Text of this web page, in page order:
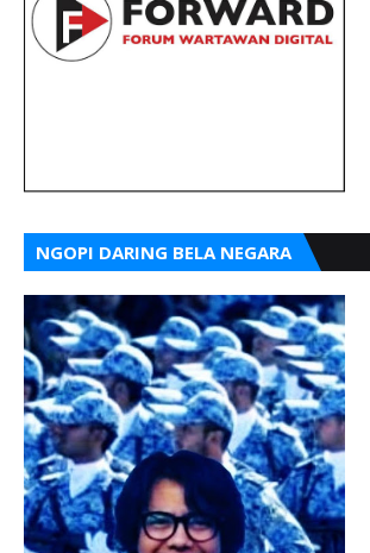
NGOPI DARING BELA NEGARA